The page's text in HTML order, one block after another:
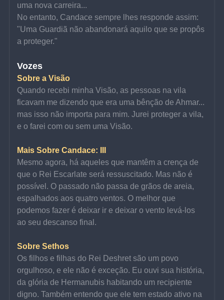
uma nova carreira...
No entanto, Candace sempre lhes responde assim:
"Uma Guardiã não abandonará aquilo que se propôs
a proteger."
Vozes
Sobre a Visão
Quando recebi minha Visão, as pessoas na vila
ficavam me dizendo que era uma bênção de Ahmar...
mas isso não importa para mim. Jurei proteger a vila,
e o farei com ou sem uma Visão.
Mais Sobre Candace: III
Mesmo agora, há aqueles que mantêm a crença de
que o Rei Escarlate será ressuscitado. Mas não é
possível. O passado não passa de grãos de areia,
espalhados aos quatro ventos. O melhor que
podemos fazer é deixar ir e deixar o vento levá-los
ao seu descanso final.
Sobre Sethos
Os filhos e filhas do Rei Deshret são um povo
orgulhoso, e ele não é exceção. Eu ouvi sua história,
da glória de Hermanubis habitando um recipiente
digno. Também entendo que ele tem estado ativo na